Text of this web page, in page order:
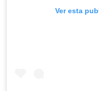
Ver esta